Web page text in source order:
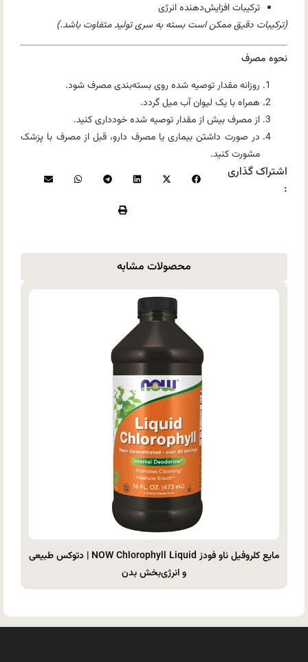
ترکیبات افزایش‌دهنده انرژی
(ترکیبات دقیق ممکن است بسته به سری تولید متفاوت باشد.)
نحوه مصرف
روزانه مقدار توصیه شده روی بسته‌بندی مصرف شود.
همراه با یک لیوان آب میل گردد.
از مصرف بیش از مقدار توصیه شده خودداری کنید.
در صورت داشتن بیماری یا مصرف دارو، قبل از مصرف با پزشک
مشورت کنید.
اشتراک گذاری
:
محصولات مشابه
مایع کلروفیل ناو فودز NOW Chlorophyll Liquid | دتوکس طبیعی
و انرژی‌بخش بدن